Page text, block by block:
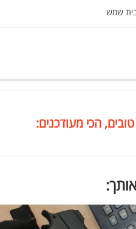
שמש
הכי מעודכנים: